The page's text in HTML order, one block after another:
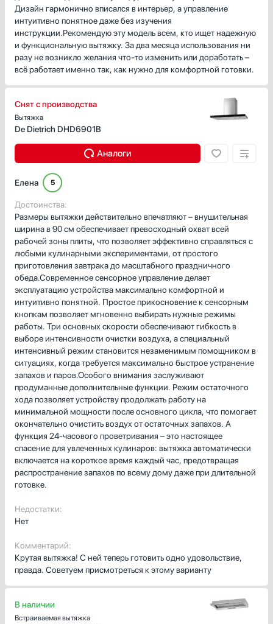
Дизайн гармонично вписался в интерьер, а управление
интуитивно понятное даже без изучения
инструкции.Рекомендую эту модель всем, кто ищет надежную
и функциональную вытяжку. За два месяца использования ни
разу не возникло желания что-то изменить или доработать –
всё работает именно так, как нужно для комфортной готовки.
Снят с производства
Вытяжка
De Dietrich DHD6901B
Аналоги
Елена 5
Достоинства:
Размеры вытяжки действительно впечатляют – внушительная
ширина в 90 см обеспечивает превосходный охват всей
рабочей зоны плиты, что позволяет эффективно справляться с
любыми кулинарными экспериментами, от простого
приготовления завтрака до масштабного праздничного
обеда.Современное сенсорное управление делает
эксплуатацию устройства максимально комфортной и
интуитивно понятной. Простое прикосновение к сенсорным
кнопкам позволяет мгновенно выбирать нужные режимы
работы. Три основных скорости обеспечивают гибкость в
выборе интенсивности очистки воздуха, а специальный
интенсивный режим становится незаменимым помощником в
ситуациях, когда требуется максимально быстрое устранение
запахов и паров.Особого внимания заслуживают
продуманные дополнительные функции. Режим остаточного
хода позволяет устройству продолжать работу на
минимальной мощности после основного цикла, что помогает
окончательно очистить воздух от остаточных запахов. А
функция 24-часового проветривания – это настоящее
спасение для увлеченных кулинаров: вытяжка автоматически
включается на короткое время каждый час, предотвращая
распространение запахов по всему дому даже при длительной
готовке.
Недостатки:
Нет
Комментарий:
Крутая вытяжка! С ней теперь готовить одно удовольствие,
правда. Советуем присмотреться к этому варианту
В наличии
Встраиваемая вытяжка